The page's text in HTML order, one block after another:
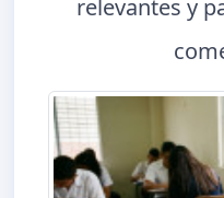
relevantes y